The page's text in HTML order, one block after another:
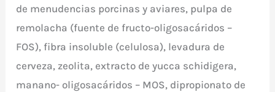
de menudencias porcinas y aviares, pulpa de
remolacha (fuente de fructo-oligosacáridos –
FOS), fibra insoluble (celulosa), levadura de
cerveza, zeolita, extracto de yucca schidigera,
manano- oligosacáridos – MOS, dipropionato de